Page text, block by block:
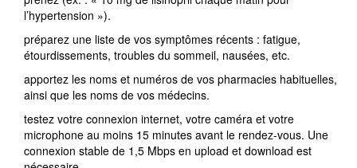
l’hypertension »).
préparez une liste de vos symptômes récents : fatigue,
étourdissements, troubles du sommeil, nausées, etc.
apportez les noms et numéros de vos pharmacies habituelles,
ainsi que les noms de vos médecins.
testez votre connexion internet, votre caméra et votre
microphone au moins 15 minutes avant le rendez-vous. Une
connexion stable de 1,5 Mbps en upload et download est